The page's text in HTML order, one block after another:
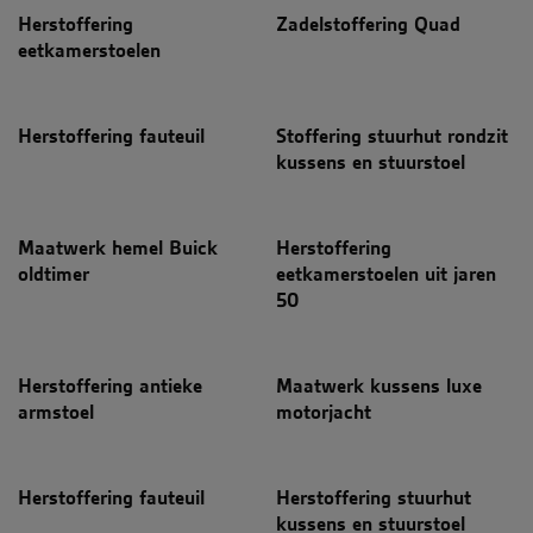
Herstoffering
eetkamerstoelen
Zadelstoffering Quad
Herstoffering fauteuil
Stoffering stuurhut rondzit
kussens en stuurstoel
Maatwerk hemel Buick
oldtimer
Herstoffering
eetkamerstoelen uit jaren
50
Herstoffering antieke
armstoel
Maatwerk kussens luxe
motorjacht
Herstoffering fauteuil
Herstoffering stuurhut
kussens en stuurstoel
noodzakelijk om
correct te
noodzakelijke
cookie
(_GRECAPTCHA)
Naam
Aanbieder /
Vervaldatum
bij te houden voor
VISITOR_PRIVACY_METADATA .youtube.com 6 maanden